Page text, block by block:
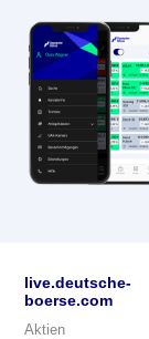
live.deutsche-
boerse.com
Aktien